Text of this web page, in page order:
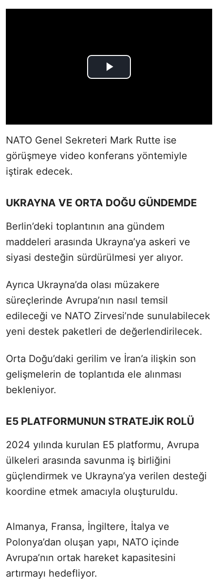
NATO Genel Sekreteri Mark Rutte ise
görüşmeye video konferans yöntemiyle
iştirak edecek.
UKRAYNA VE ORTA DOĞU GÜNDEMDE
Berlin’deki toplantının ana gündem
maddeleri arasında Ukrayna’ya askeri ve
siyasi desteğin sürdürülmesi yer alıyor.
Ayrıca Ukrayna’da olası müzakere
süreçlerinde Avrupa’nın nasıl temsil
edileceği ve NATO Zirvesi’nde sunulabilecek
yeni destek paketleri de değerlendirilecek.
Orta Doğu’daki gerilim ve İran’a ilişkin son
gelişmelerin de toplantıda ele alınması
bekleniyor.
E5 PLATFORMUNUN STRATEJİK ROLÜ
2024 yılında kurulan E5 platformu, Avrupa
ülkeleri arasında savunma iş birliğini
güçlendirmek ve Ukrayna’ya verilen desteği
koordine etmek amacıyla oluşturuldu.
Almanya, Fransa, İngiltere, İtalya ve
Polonya’dan oluşan yapı, NATO içinde
Avrupa’nın ortak hareket kapasitesini
artırmayı hedefliyor.